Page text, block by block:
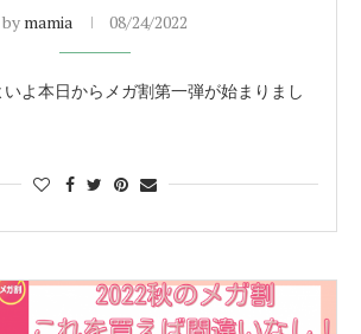
by mamia 08/24/2022
よ本日からメガ割第一弾が始まりまし